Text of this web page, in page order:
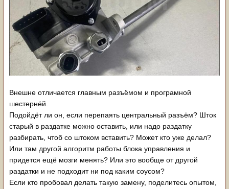
Внешне отличается главным разъёмом и програмной
шестернёй.
Подойдёт ли он, если перепаять центральный разъём? Шток
старый в раздатке можно оставить, или надо раздатку
разбирать, чтоб со штоком вставить? Может кто уже делал?
Или там другой алгоритм работы блока управления и
придется ещё мозги менять? Или это вообще от другой
раздатки и не подходит ни под каким соусом?
Если кто пробовал делать такую замену, поделитесь опытом,